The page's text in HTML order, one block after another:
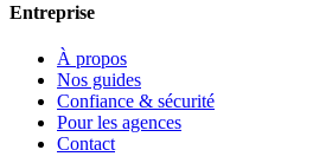
Entreprise
À propos
Nos guides
Confiance & sécurité
Pour les agences
Contact